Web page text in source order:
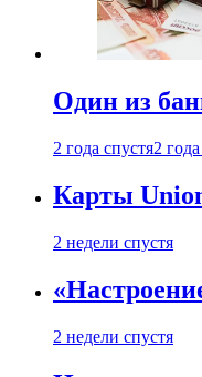
Один из
2 года спустя2
Карты
2 недели спустя
2 недели спустя